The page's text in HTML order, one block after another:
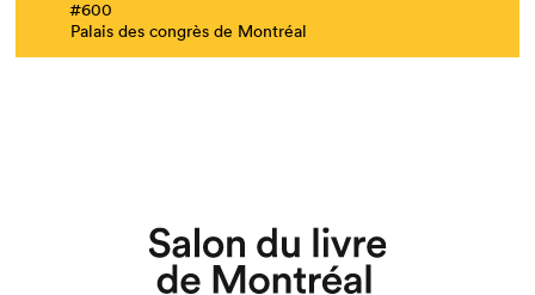
#600
Palais des congrès de Montréal